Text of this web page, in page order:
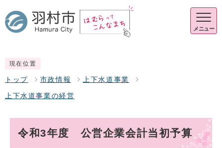
メニュー
現在位置
トップ 市政情報 上下水道事業
上下水道事業の経営
令和3年度 公営企業会計当初予算